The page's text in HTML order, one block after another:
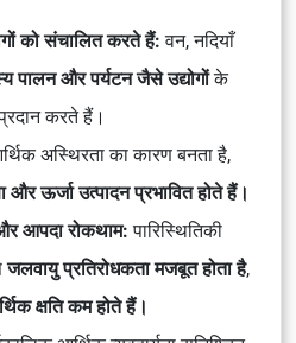
को संचालित करते हैं: वन, नदियाँ
पालन और पर्यटन जैसे उद्योगोंके
करते हैं।
अस्थिरता का कारण बनता है,
और ऊर्जा उत्पादन प्रभावित होते हैं।
आपदा रोकथाम: पारिस्थितिकी
जलवायु प्रतिरोधकता मजबूत होता है,
क्षति कम होते हैं।